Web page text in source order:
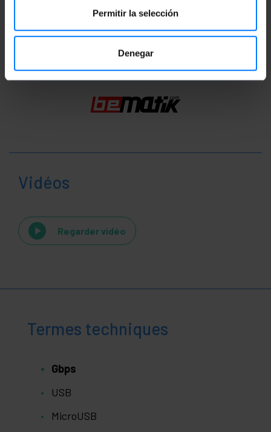
Permitir la selección
Denegar
Classification
Vidéos
Regarder vidéo
Termes techniques
Gbps
USB
MicroUSB